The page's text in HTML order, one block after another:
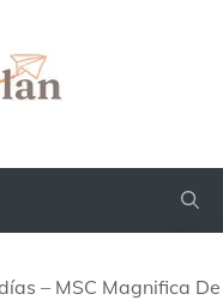
– MSC Magnifica De